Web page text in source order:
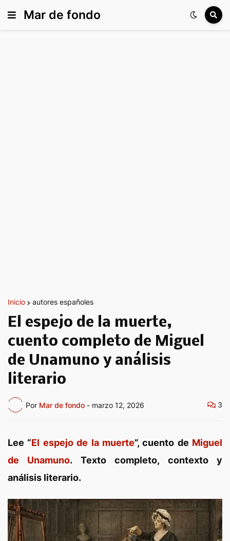
Mar de fondo
Inicio autores españoles
El espejo de la muerte,
cuento completo de Miguel
de Unamuno y análisis
literario
Por Mar de fondo - marzo 12, 2026 3
Lee “El espejo de la muerte”, cuento de Miguel
de Unamuno. Texto completo, contexto y
análisis literario.